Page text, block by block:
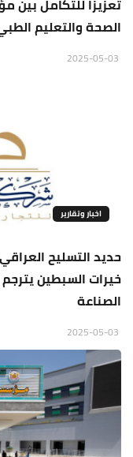
تعزيزا للتكامل
الصحة والتعليم
اخبار وتقارير
حديد التسليح
خيرات السبطين
الصناعة